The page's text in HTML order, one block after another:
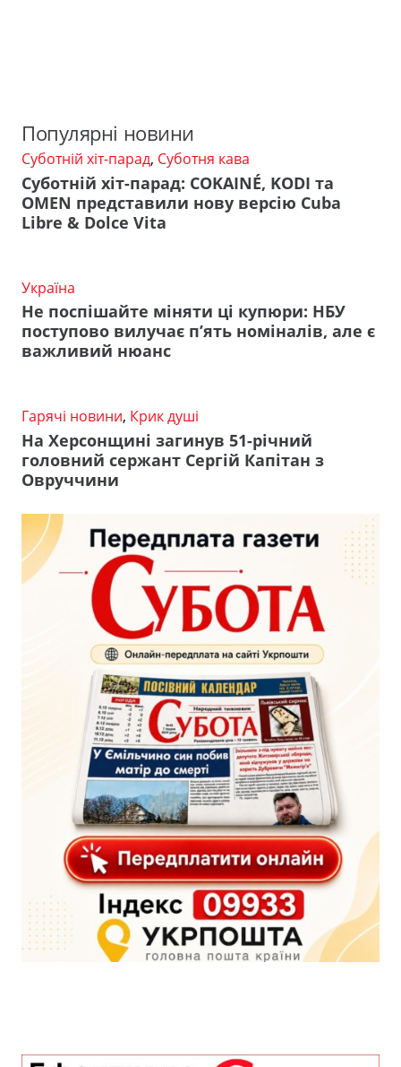
Популярні новини
Суботній хіт-парад, Суботня кава
Суботній хіт-парад: COKAINÉ, KODI та
OMEN представили нову версію Cuba
Libre & Dolce Vita
Україна
Не поспішайте міняти ці купюри: НБУ
поступово вилучає п’ять номіналів, але є
важливий нюанс
Гарячі новини, Крик душі
На Херсонщині загинув 51-річний
головний сержант Сергій Капітан з
Овруччини